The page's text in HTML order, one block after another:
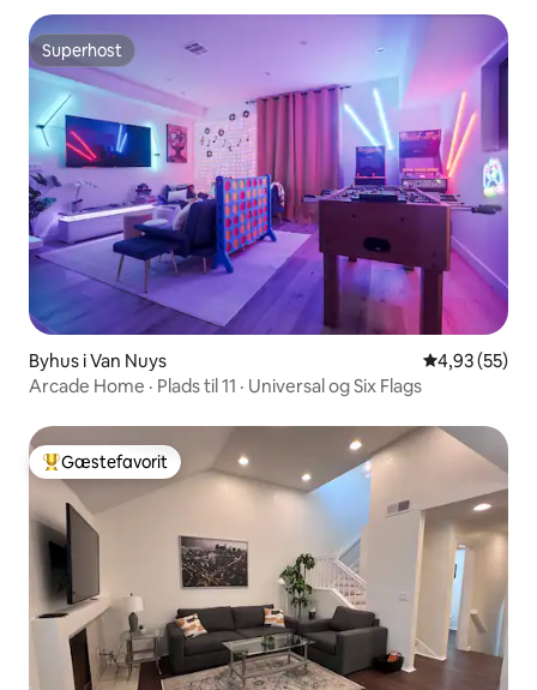
Superhost
Superhost
Byhus i Van Nuys 4,93 ud af 5 i
4,93 (55)
Arcade Home · Plads til 11 · Universal og Six Flags
Bedste gæstefavorit
Gæstefavorit